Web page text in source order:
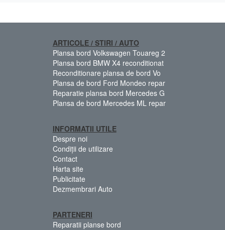
ARTICOLE / STIRI / AUTO
Plansa bord Volkswagen Touareg 2
Plansa bord BMW X4 reconditionat
Reconditionare plansa de bord Vo
Plansa de bord Ford Mondeo repar
Reparatie plansa bord Mercedes G
Plansa de bord Mercedes ML repar
INFORMATII UTILE
Despre noi
Condiții de utilizare
Contact
Harta site
Publicitate
Dezmembrari Auto
PARTENERI
Reparatii planse bord